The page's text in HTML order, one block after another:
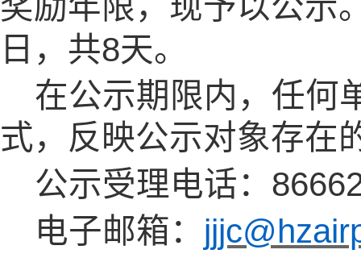
日，共8天。
在公示期限内，任何
式，反映公示对象存在
公示受理电话：
电子邮箱：